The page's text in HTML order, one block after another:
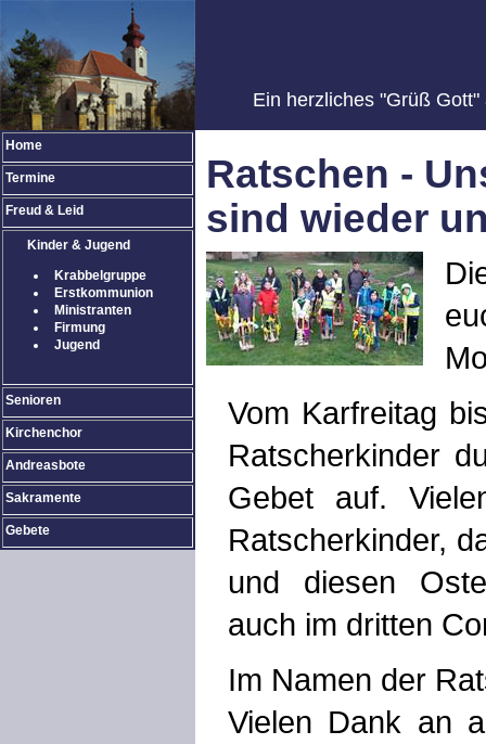
Ein herzliches "Grüß
Home
Termine
Freud & Leid
Kinder & Jugend
Krabbelgruppe
Erstkommunion
Ministranten
Firmung
Jugend
Senioren
Kirchenchor
Andreasbote
Sakramente
Gebete
Ratschen -
sind wieder
Vom Karfreitag
Ratscherkinder
Gebet auf.
Ratscherkinder,
und diesen
auch im dritten
Im Namen der
Vielen Dank an